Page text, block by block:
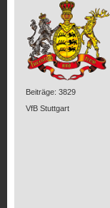
Beiträge: 3829
VfB Stuttgart